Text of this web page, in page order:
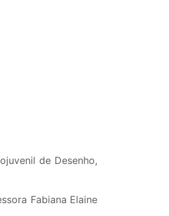
de Desenho,
Fabiana Elaine